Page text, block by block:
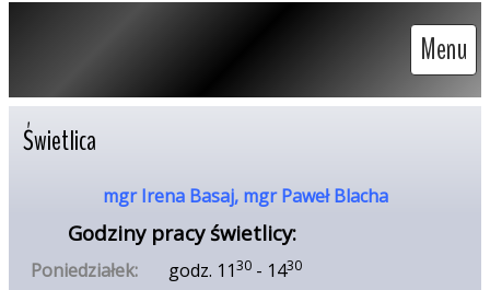
Menu
Świetlica
mgr Irena Basaj, mgr Paweł Blacha
Godziny pracy świetlicy:
Poniedziałek: godz. 1130 - 1430